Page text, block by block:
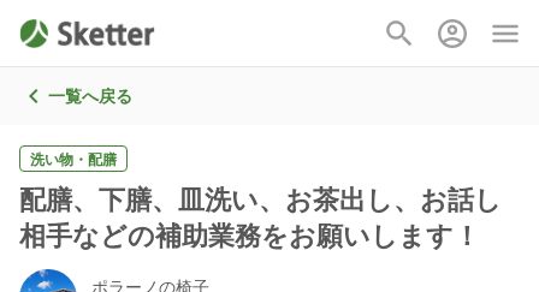
一覧へ戻る
洗い物・配膳
配膳、下膳、皿洗い、お茶出し、お話し
相手などの補助業務をお願いします！
ポラーノの椅子